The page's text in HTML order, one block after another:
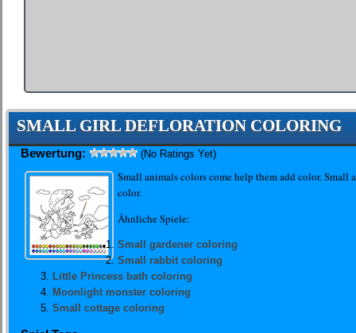
SMALL GIRL DEFLORATION COLORING
Bewertung: (No Ratings Yet)
Small animals colors come help them add color. Small
color.
Ähnliche Spiele:
Small gardener coloring
Small rabbit coloring
Little Princess bath coloring
Moonlight monster coloring
Small cottage coloring